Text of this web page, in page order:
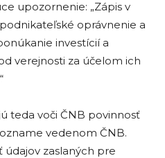
upozornenie: „Zápis v
oprávnenie a
investícií a
verejnosti za účelom ich
teda voči ČNB povinnosť
vedenom ČNB.
údajov zaslaných pre